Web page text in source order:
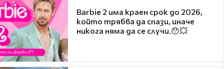
Barbie 2 има краен срок до 2026,
който трябва да спази, иначе
никога няма да се случи.😯💥